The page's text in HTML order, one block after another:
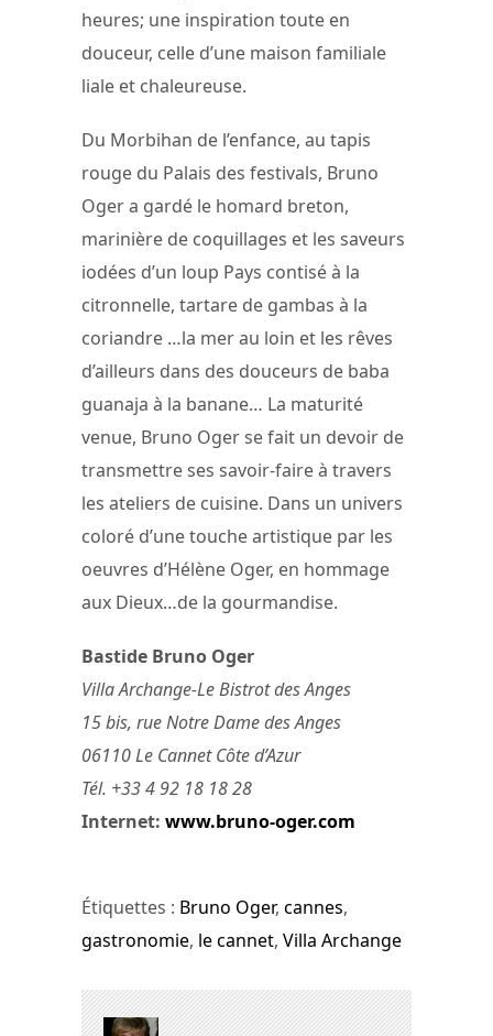
heures; une inspiration toute en
douceur, celle d’une maison familiale
liale et chaleureuse.
Du Morbihan de l’enfance, au tapis
rouge du Palais des festivals, Bruno
Oger a gardé le homard breton,
marinière de coquillages et les saveurs
iodées d’un loup Pays contisé à la
citronnelle, tartare de gambas à la
coriandre …la mer au loin et les rêves
d’ailleurs dans des douceurs de baba
guanaja à la banane… La maturité
venue, Bruno Oger se fait un devoir de
transmettre ses savoir-faire à travers
les ateliers de cuisine. Dans un univers
coloré d’une touche artistique par les
oeuvres d’Hélène Oger, en hommage
aux Dieux…de la gourmandise.
Bastide Bruno Oger
Villa Archange-Le Bistrot des Anges
15 bis, rue Notre Dame des Anges
06110 Le Cannet Côte d’Azur
Tél. +33 4 92 18 18 28
Internet: www.bruno-oger.com
Étiquettes : Bruno Oger, cannes,
gastronomie, le cannet, Villa Archange